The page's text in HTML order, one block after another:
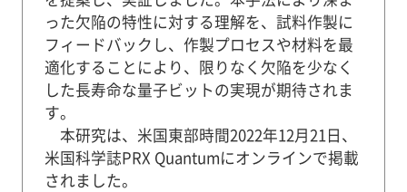
った欠陥の特性に対する理解を、試料作製に
フィードバックし、作製プロセスや材料を最
適化することにより、限りなく欠陥を少なく
した長寿命な量子ビットの実現が期待されま
す。
本研究は、米国東部時間2022年12月21日、
米国科学誌PRX Quantumにオンラインで掲載
されました。